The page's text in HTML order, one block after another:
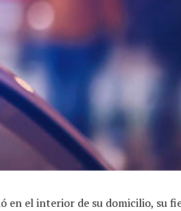
en el interior de su domicilio, su